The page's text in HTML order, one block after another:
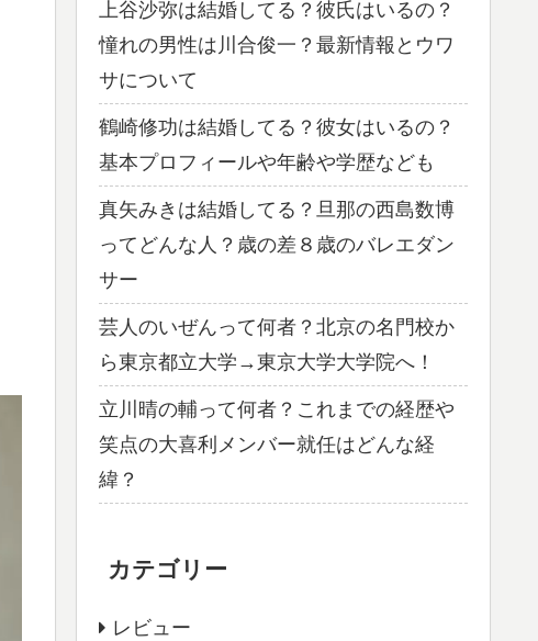
上谷沙弥は結婚してる？彼氏はいるの？
憧れの男性は川合俊一？最新情報とウワ
サについて
鶴崎修功は結婚してる？彼女はいるの？
基本プロフィールや年齢や学歴なども
真矢みきは結婚してる？旦那の西島数博
ってどんな人？歳の差８歳のバレエダン
サー
芸人のいぜんって何者？北京の名門校か
ら東京都立大学→東京大学大学院へ！
立川晴の輔って何者？これまでの経歴や
笑点の大喜利メンバー就任はどんな経
緯？
カテゴリー
レビュー